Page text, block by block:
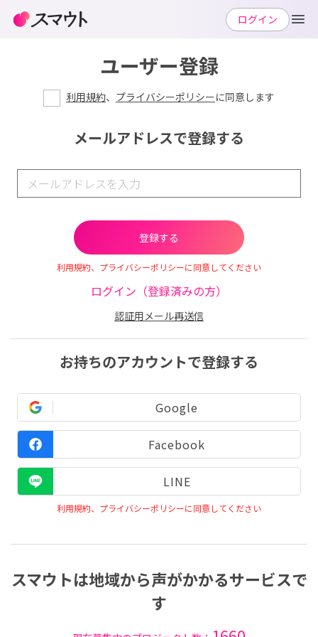
ユーザー登録
利用規約、 プライバシーポリシーに同意します
メールアドレスで登録する
利用規約、プライバシーポリシーに同意してください
ログイン（登録済みの方）
認証用メール再送信
お持ちのアカウントで登録する
Google
Facebook
LINE
利用規約、プライバシーポリシーに同意してください
スマウトは地域から声がかかるサービスで
す
ログイン